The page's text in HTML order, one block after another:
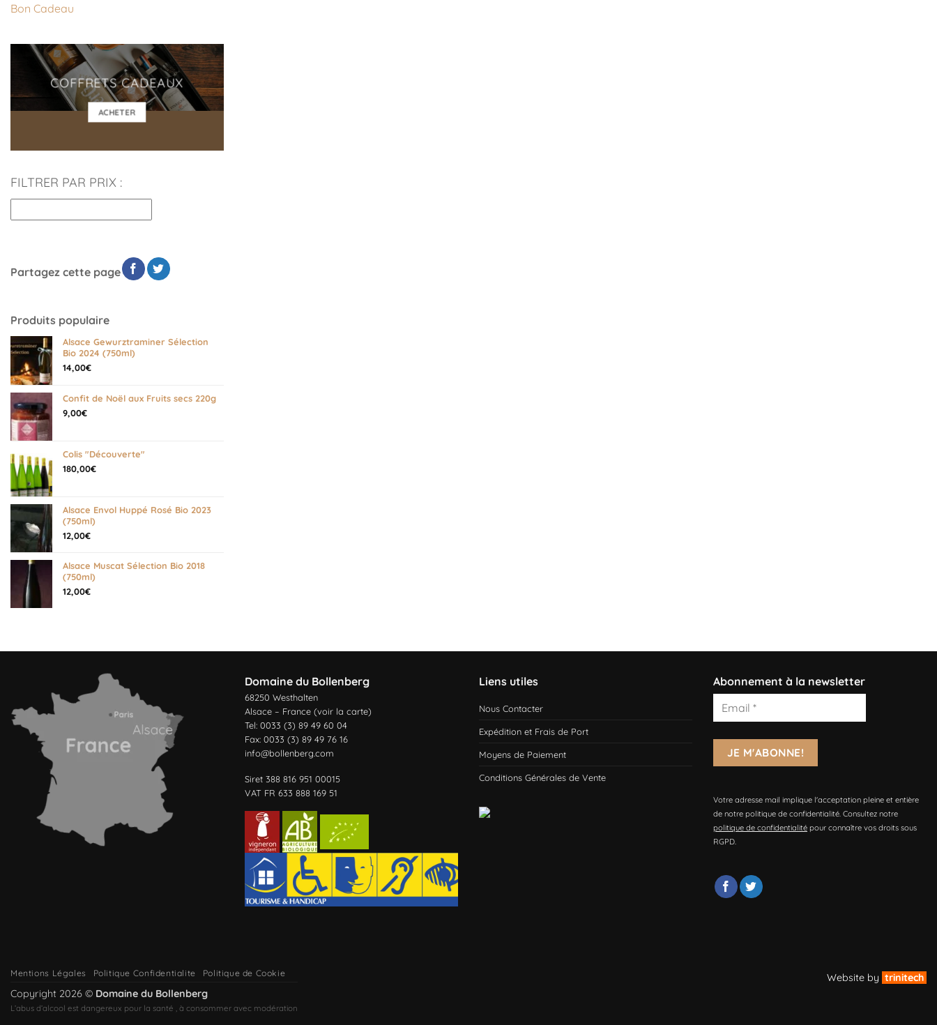
Bon Cadeau
COFFRETS CADEAUX
ACHETER
FILTRER PAR PRIX :
Partagez cette page
Produits populaire
Alsace Gewurztraminer Sélection
Bio 2024 (750ml)
14,00€
Confit de Noël aux Fruits secs 220g
9,00€
Colis "Découverte"
180,00€
Alsace Envol Huppé Rosé Bio 2023
(750ml)
12,00€
Alsace Muscat Sélection Bio 2018
(750ml)
12,00€
Domaine du Bollenberg
68250 Westhalten
Alsace – France (voir la carte)
Tel: 0033 (3) 89 49 60 04
Fax: 0033 (3) 89 49 76 16
info@bollenberg.com
Siret 388 816 951 00015
VAT FR 633 888 169 51
Liens utiles
Nous Contacter
Expédition et Frais de Port
Moyens de Paiement
Conditions Générales de Vente
Abonnement à la newsletter
Votre adresse mail implique l'acceptation pleine et entière
de notre politique de confidentialité. Consultez notre
politique de confidentialité pour connaître vos droits sous
RGPD.
Website by trinitech
Mentions Légales Politique Confidentialite Politique de Cookie
Copyright 2026 © Domaine du Bollenberg
L’abus d’alcool est dangereux pour la santé , à consommer avec modération